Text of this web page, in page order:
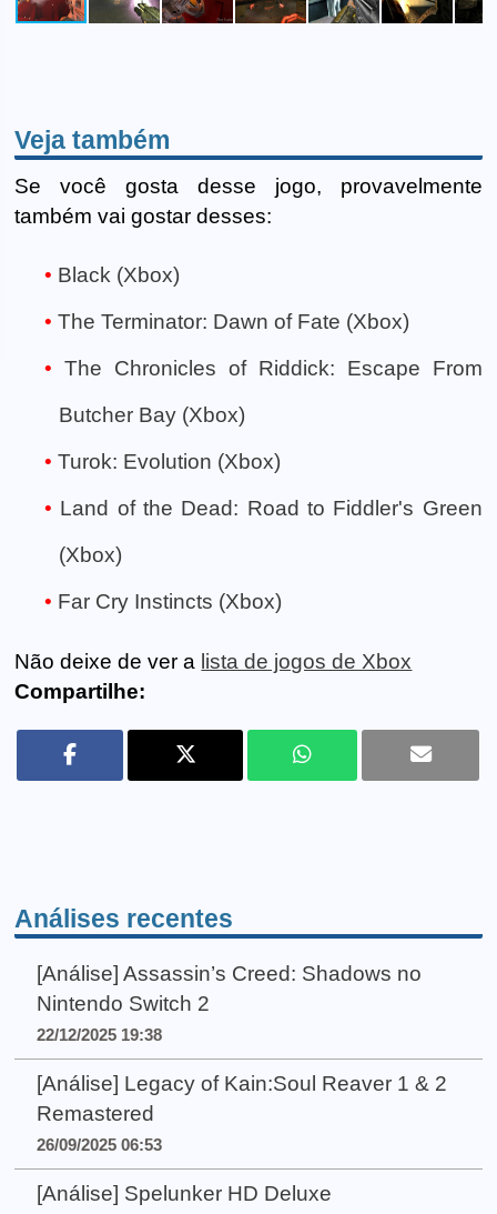
Veja também
Se você gosta desse jogo, provavelmente
também vai gostar desses:
Black (Xbox)
The Terminator: Dawn of Fate (Xbox)
The Chronicles of Riddick: Escape From
Butcher Bay (Xbox)
Turok: Evolution (Xbox)
Land of the Dead: Road to Fiddler's Green
(Xbox)
Far Cry Instincts (Xbox)
Não deixe de ver a lista de jogos de Xbox
Compartilhe:
Análises recentes
[Análise] Assassin’s Creed: Shadows no
Nintendo Switch 2
22/12/2025 19:38
[Análise] Legacy of Kain:Soul Reaver 1 & 2
Remastered
26/09/2025 06:53
[Análise] Spelunker HD Deluxe